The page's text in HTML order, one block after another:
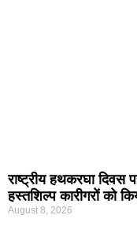
राष्ट्रीय हथकरघा दिवस
हस्तशिल्प कारीगरों को
August 8, 2026